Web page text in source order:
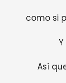
como si
Así